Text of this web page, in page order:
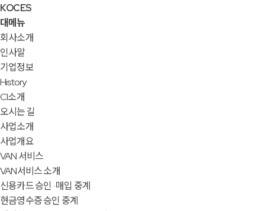
KOCES
대메뉴
회사소개
인사말
기업정보
History
CI소개
오시는 길
사업소개
사업개요
VAN 서비스
VAN서비스 소개
신용카드 승인 · 매입 중계
현금영수증 승인 중계